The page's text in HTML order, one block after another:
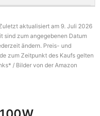
aktualisiert am 9. Juli 2026
sind zum angegebenen Datum
ändern. Preis- und
zum Zeitpunkt des Kaufs gelten
/ Bilder von der Amazon